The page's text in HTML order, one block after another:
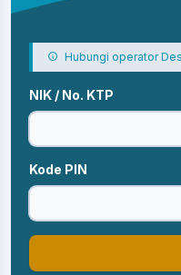
Hubungi operator
NIK / No. KTP
Kode PIN